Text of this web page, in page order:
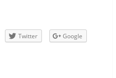
Twitter
Google